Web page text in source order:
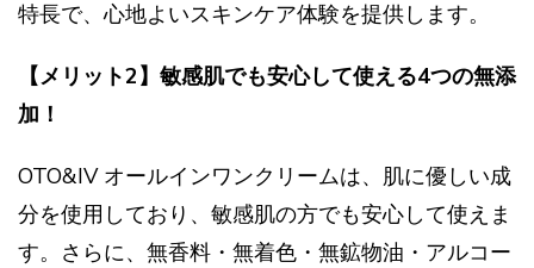
特長で、心地よいスキンケア体験を提供します。
【メリット2】敏感肌でも安心して使える4つの無添
加！
OTO&IV オールインワンクリームは、肌に優しい成
分を使用しており、敏感肌の方でも安心して使えま
す。さらに、無香料・無着色・無鉱物油・アルコー